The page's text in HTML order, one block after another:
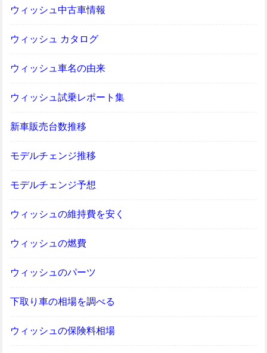
ウィッシュ中古車情報
ウィッシュ カタログ
ウィッシュ車名の由来
ウィッシュ試乗レポート集
新車販売台数推移
モデルチェンジ推移
モデルチェンジ予想
ウィッシュの維持費を安く
ウィッシュの燃費
ウィッシュのパーツ
下取り車の相場を調べる
ウィッシュの保険料相場